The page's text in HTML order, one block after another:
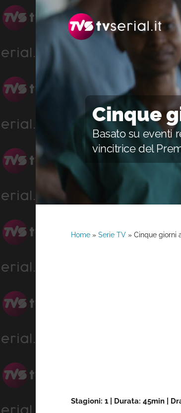
alla
navigazione
primaria
al
contenuto
principale
Cinque
Basato su eventi
vincitrice del
Home» Serie TV» Cinque giorni
Stagioni: 1 | Durata: 45min |